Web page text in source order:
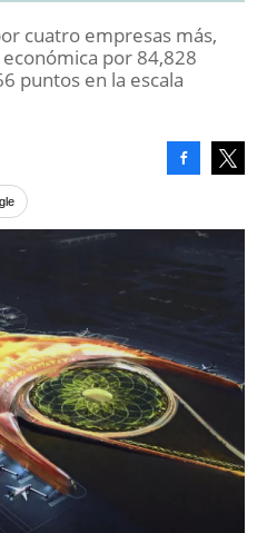
cuatro empresas más,
por 84,828
puntos en la escala